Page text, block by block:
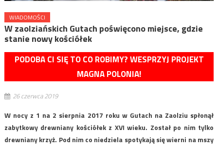
WIADOMOŚCI
W zaolziańskich Gutach poświęcono miejsce, gdzie
stanie nowy kościółek
PODOBA CI SIĘ TO CO ROBIMY? WESPRZYJ PROJEKT
MAGNA POLONIA!
26 czerwca 2019
W nocy z 1 na 2 sierpnia 2017 roku w Gutach na Zaolziu spłonął
zabytkowy drewniany kościółek z XVI wieku. Został po nim tylko
drewniany krzyż. Pod nim co niedziela spotykają się wierni na mszy